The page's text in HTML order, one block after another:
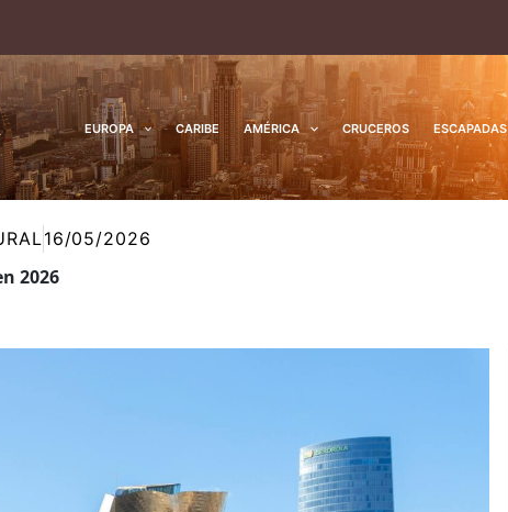
EUROPA CARIBE AMÉRICA CRUCEROS ESCAPADAS
16/05/2026
2026